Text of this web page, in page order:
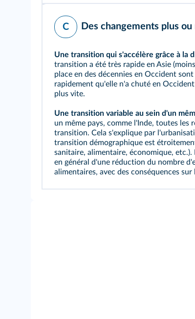
C Des changements plus
Une transition qui s'accélère grâce à la
transition a été très rapide en Asie
place en des décennies en Occident
rapidement qu'elle n'a chuté en
plus vite.
Une transition variable au sein d'un
un même pays, comme l'Inde, toutes les
transition. Cela s'explique par
transition démographique est
sanitaire, alimentaire, économique,
en général d'une réduction du nombre
alimentaires, avec des conséquences